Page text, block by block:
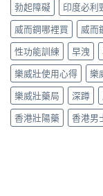
勃起障礙
印度必利
威而鋼哪裡買
威而
性功能訓練
早洩
樂威壯使用心得
樂
樂威壯藥局
深蹲
香港壯陽藥
香港男